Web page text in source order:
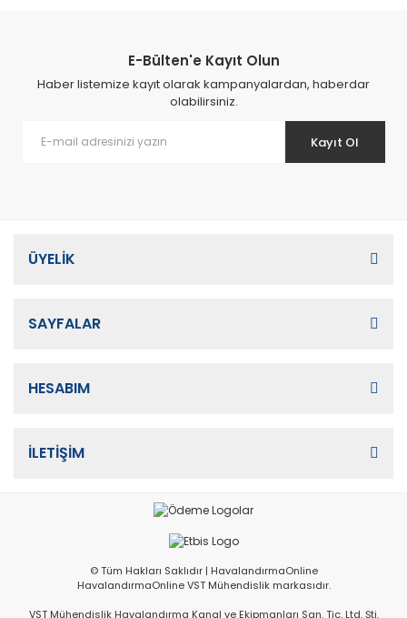
E-Bülten'e Kayıt Olun
Haber listemize kayıt olarak kampanyalardan, haberdar
olabilirsiniz.
Kayıt Ol
ÜYELİK
SAYFALAR
HESABIM
İLETİŞİM
© Tüm Hakları Saklıdır | HavalandırmaOnline
HavalandırmaOnline VST Mühendislik markasıdır.
VST Mühendislik Havalandırma Kanal ve Ekipmanları San. Tic. Ltd. Şti.